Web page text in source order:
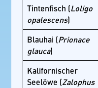
Tintenfisch (Loligo
opalescens)
Blauhai (Prionace
glauca)
Kalifornischer
Seelöwe (Zalophus